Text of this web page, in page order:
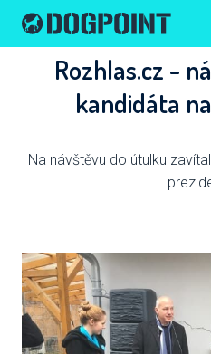
Rozhlas.cz -
kandidáta
Na návštěvu do útulku